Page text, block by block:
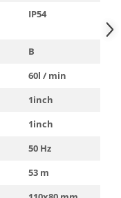
IP54
B
60l / min
1inch
1inch
50 Hz
53 m